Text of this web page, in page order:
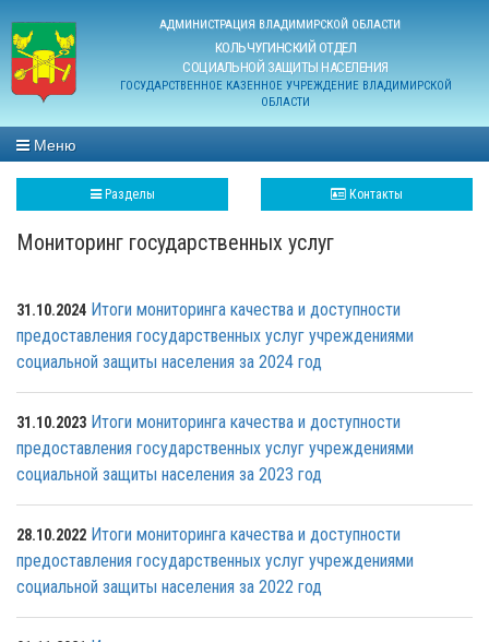
АДМИНИСТРАЦИЯ ВЛАДИМИРСКОЙ ОБЛАСТИ
КОЛЬЧУГИНСКИЙ ОТДЕЛ
СОЦИАЛЬНОЙ ЗАЩИТЫ НАСЕЛЕНИЯ
ГОСУДАРСТВЕННОЕ КАЗЕННОЕ УЧРЕЖДЕНИЕ ВЛАДИМИРСКОЙ
ОБЛАСТИ
Меню
Разделы Контакты
Мониторинг государственных услуг
31.10.2024 Итоги мониторинга качества и доступности
предоставления государственных услуг учреждениями
социальной защиты населения за 2024 год
31.10.2023 Итоги мониторинга качества и доступности
предоставления государственных услуг учреждениями
социальной защиты населения за 2023 год
28.10.2022 Итоги мониторинга качества и доступности
предоставления государственных услуг учреждениями
социальной защиты населения за 2022 год